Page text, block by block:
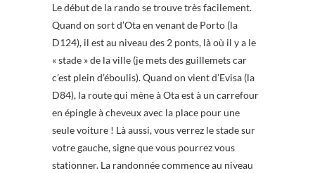
Le début de la rando se trouve très facilement.
Quand on sort d’Ota en venant de Porto (la
D124), il est au niveau des 2 ponts, là où il y a le
« stade » de la ville (je mets des guillemets car
c’est plein d’éboulis). Quand on vient d’Evisa (la
D84), la route qui mène à Ota est à un carrefour
en épingle à cheveux avec la place pour une
seule voiture ! Là aussi, vous verrez le stade sur
votre gauche, signe que vous pourrez vous
stationner. La randonnée commence au niveau